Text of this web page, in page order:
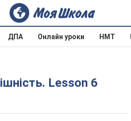
ДПА Онлайн уроки НМТ
Lesson 6